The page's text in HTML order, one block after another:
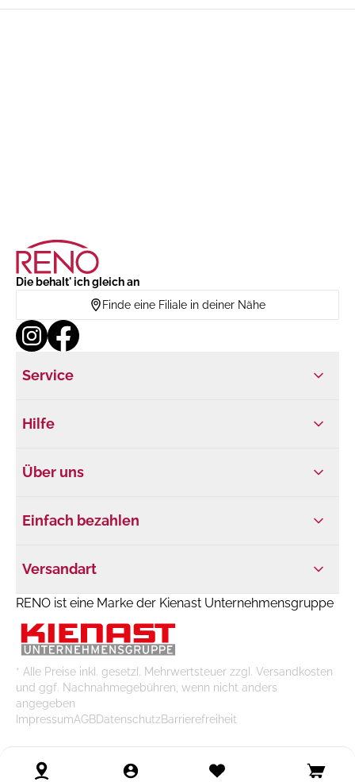
Die behalt' ich gleich an
Finde eine Filiale in deiner Nähe
Service
Hilfe
Über uns
Einfach bezahlen
Versandart
RENO ist eine Marke der Kienast Unternehmensgruppe
* Alle Preise inkl. gesetzl. Mehrwertsteuer zzgl. Versandkosten
und ggf. Nachnahmegebühren, wenn nicht anders
angegeben
ImpressumAGBDatenschutzBarrierefreiheit